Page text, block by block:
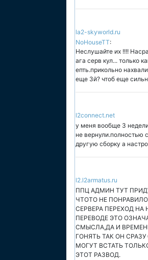
la2-skyworld.ru
NoHouseTT:
Неслушайте их !!!!
ага серв кул... только
епть.прикольно
еще 3й? чтоб еще
l2connect.net
у меня вообще 3
не вернули.полностью
другую сборку а
l2.l2armatus.ru
ППЦ АДМИН ТУТ
ЧТОТО НЕ
СЕРВЕРА ПЕРЕХОД
ПЕРЕВОДЕ ЭТО
СМЫСЛА,ДА И
ГОНЯТЬ ТАК ОН
МОГУТ ВСТАТЬ
ЭТОТ РАЗВОД.